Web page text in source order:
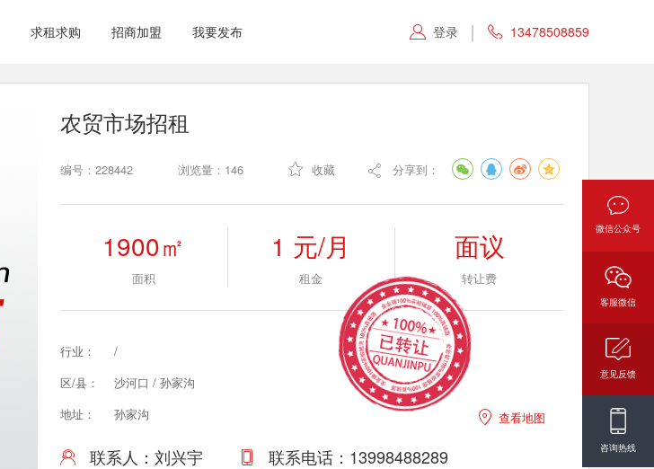
求租求购 招商加盟 我要发布  登录  13478508859
农贸市场招租
编号：228442 浏览量：146  收藏  分享到：
1900㎡
面积
1 元/月
租金
面议
转让费
行业：
/
区/县：
沙河口 / 孙家沟
地址：
孙家沟  查看地图
 联系人：刘兴宇  联系电话：13998488289
微信公众号
客服微信
意见反馈
咨询热线